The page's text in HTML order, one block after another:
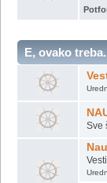
E, ovako
Sve